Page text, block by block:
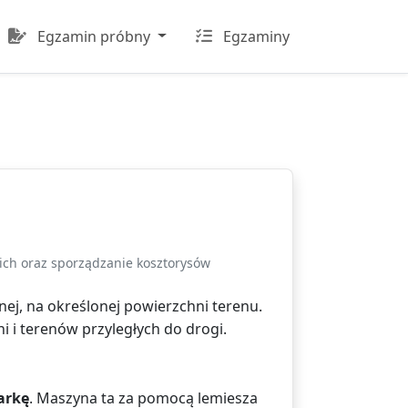
Egzamin próbny Egzaminy
oraz sporządzanie kosztorysów
na określonej powierzchni terenu.
i terenów przyległych do drogi.
. Maszyna ta za pomocą lemiesza